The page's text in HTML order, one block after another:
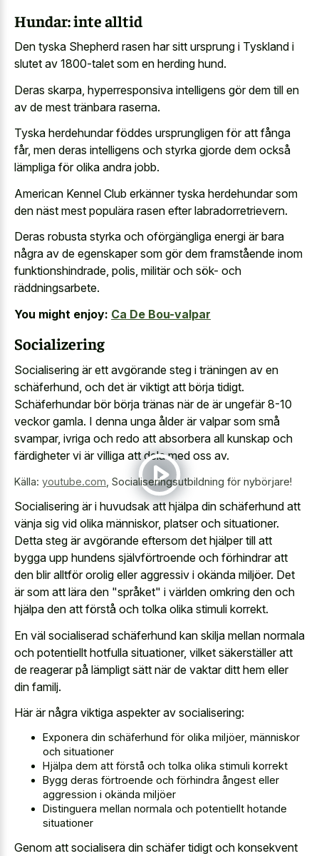
Hundar: inte alltid
Den tyska Shepherd rasen har sitt ursprung i Tyskland i
slutet av 1800-talet som en herding hund.
Deras skarpa, hyperresponsiva intelligens gör dem till en
av de mest tränbara raserna.
Tyska herdehundar föddes ursprungligen för att fånga
får, men deras intelligens och styrka gjorde dem också
lämpliga för olika andra jobb.
American Kennel Club erkänner tyska herdehundar som
den näst mest populära rasen efter labradorretrievern.
Deras robusta styrka och oförgängliga energi är bara
några av de egenskaper som gör dem framstående inom
funktionshindrade, polis, militär och sök- och
räddningsarbete.
You might enjoy: Ca De Bou-valpar
Socializering
Socialisering är ett avgörande steg i träningen av en
schäferhund, och det är viktigt att börja tidigt.
Schäferhundar bör börja tränas när de är ungefär 8-10
veckor gamla. I denna unga ålder är valpar som små
svampar, ivriga och redo att absorbera all kunskap och
färdigheter vi är villiga att dela med oss av.
Källa: youtube.com Socialiseringsutbildning för nybörjare!
Socialisering är i huvudsak att hjälpa din schäferhund att
vänja sig vid olika människor, platser och situationer.
Detta steg är avgörande eftersom det hjälper till att
bygga upp hundens självförtroende och förhindrar att
den blir alltför orolig eller aggressiv i okända miljöer. Det
är som att lära den "språket" i världen omkring den och
hjälpa den att förstå och tolka olika stimuli korrekt.
En väl socialiserad schäferhund kan skilja mellan normala
och potentiellt hotfulla situationer, vilket säkerställer att
de reagerar på lämpligt sätt när de vaktar ditt hem eller
din familj.
Här är några viktiga aspekter av socialisering:
Exponera din schäferhund för olika miljöer, människor
och situationer
Hjälpa dem att förstå och tolka olika stimuli korrekt
Bygg deras förtroende och förhindra ångest eller
aggression i okända miljöer
Distinguera mellan normala och potentiellt hotande
situationer
Genom att socialisera din schäfer tidigt och konsekvent